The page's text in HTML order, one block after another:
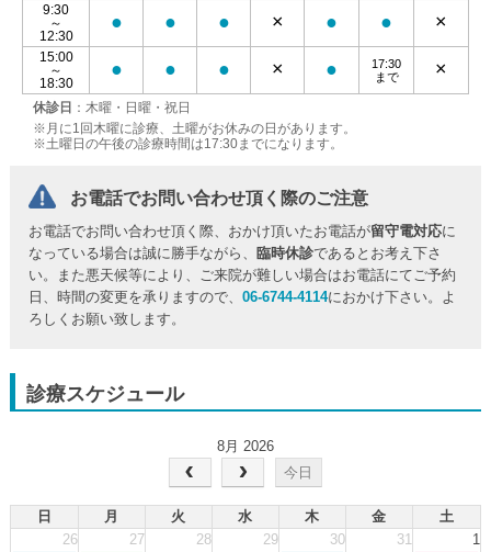
休診日 ：木曜・日曜・祝日
※月に1回木曜に診療、土曜がお休みの日があります。
※土曜日の午後の診療時間は17:30までになります。
9:30
～
12:30
● ● ● × ● ● ×
15:00
～
18:30
● ● ● × ●
17:30
まで
×
お電話でお問い合わせ頂く際のご注意
お電話でお問い合わせ頂く際、おかけ頂いたお電話が留守電対応に
なっている場合は誠に勝手ながら、
臨時休診であるとお考え下さ
い。また悪天候等により、ご来院が難しい場合はお電話にてご予約
日、時間の変更を承りますので、06-6744-4114におかけ下さい。よ
ろしくお願い致します。
診療スケジュール
8月 2026
今日
日 月 火 水 木 金
土
26
27 28 29 30 31 1